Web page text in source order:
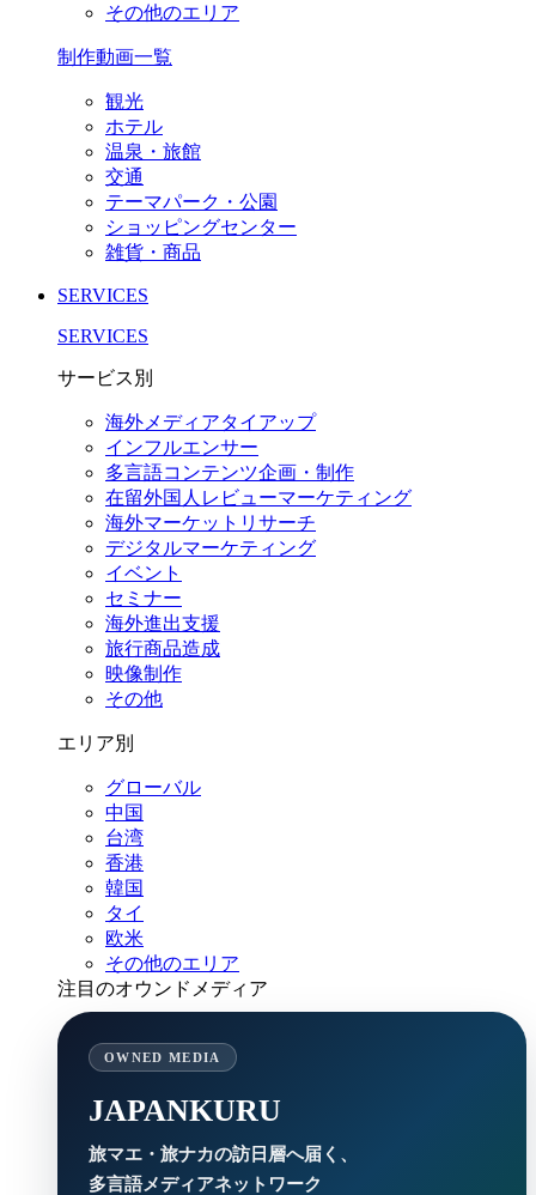
その他のエリア
制作動画一覧
観光
ホテル
温泉・旅館
交通
テーマパーク・公園
ショッピングセンター
雑貨・商品
SERVICES
SERVICES
サービス別
海外メディアタイアップ
インフルエンサー
多言語コンテンツ企画・制作
在留外国⼈レビューマーケティング
海外マーケットリサーチ
デジタルマーケティング
イベント
セミナー
海外進出支援
旅行商品造成
映像制作
その他
エリア別
グローバル
中国
台湾
香港
韓国
タイ
欧米
その他のエリア
注目のオウンドメディア
OWNED MEDIA
JAPANKURU
旅マエ・旅ナカの訪日層へ届く、
多言語メディアネットワーク